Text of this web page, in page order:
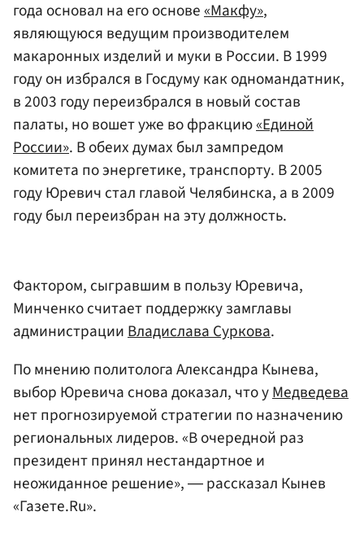
года основал на его основе«Макфу»,
являющуюся ведущим производителем
макаронных изделий и муки в России. В 1999
году он избрался в Госдуму как одномандатник,
в 2003 году переизбрался в новый состав
палаты, но вошет уже во фракцию«Единой
России». В обеих думах был зампредом
комитета по энергетике, транспорту. В 2005
году Юревич стал главой Челябинска, а в 2009
году был переизбран на эту должность.
Фактором, сыгравшим в пользу Юревича,
Минченко считает поддержку замглавы
администрацииВладислава Суркова.
По мнению политолога Александра Кынева,
выбор Юревича снова доказал, что уМедведева
нет прогнозируемой стратегии по назначению
региональных лидеров. «В очередной раз
президент принял нестандартное и
неожиданное решение», ― рассказал Кынев
«Газете.Ru».